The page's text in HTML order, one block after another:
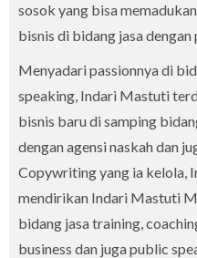
sosok yang bisa
bisnis di bidang jasa
Menyadari passionnya di
speaking, Indari Mastuti
bisnis baru di samping
dengan agensi naskah dan
Copywriting yang ia kelola,
mendirikan Indari Mastuti
bidang jasa training,
business dan juga public